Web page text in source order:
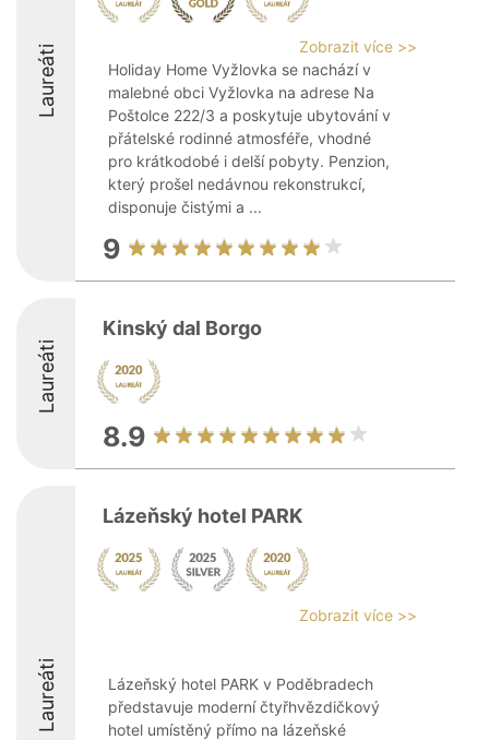
Laureáti
Zobrazit více >>
Holiday Home Vyžlovka se nachází v
malebné obci Vyžlovka na adrese Na
Poštolce 222/3 a poskytuje ubytování v
přátelské rodinné atmosféře, vhodné
pro krátkodobé i delší pobyty. Penzion,
který prošel nedávnou rekonstrukcí,
disponuje čistými a ...
9
Laureáti
Kinský dal Borgo
8.9
Laureáti
Lázeňský hotel PARK
Zobrazit více >>
Lázeňský hotel PARK v Poděbradech
představuje moderní čtyřhvězdičkový
hotel umístěný přímo na lázeňské